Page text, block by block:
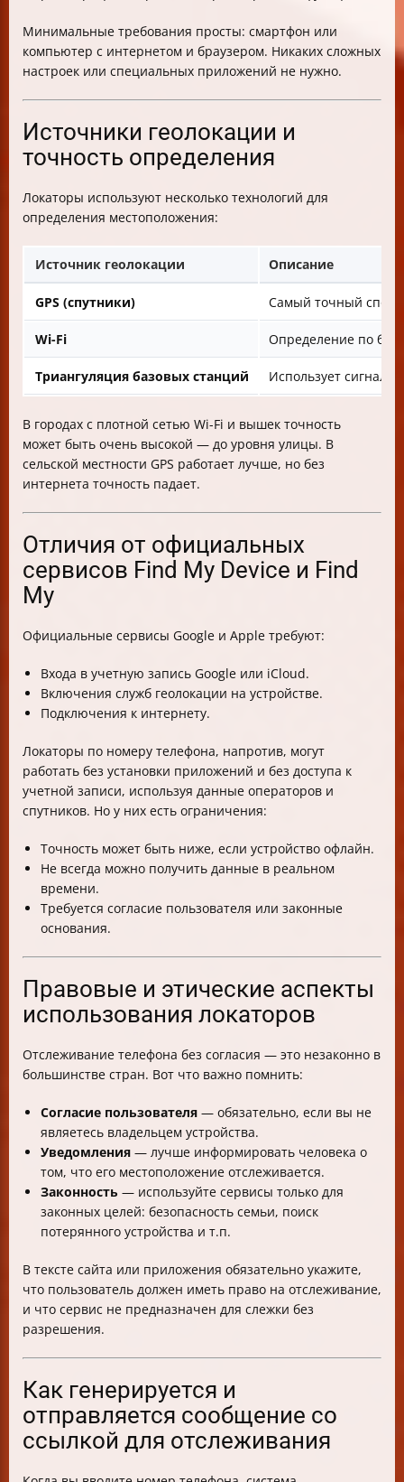
Минимальные требования просты: смартфон или
компьютер с интернетом и браузером. Никаких сложных
настроек или специальных приложений не нужно.
Источники геолокации и
точность определения
Локаторы используют несколько технологий для
определения местоположения:
Источник геолокации Описание
GPS (спутники) Самый точный
Wi-Fi Определение по
Триангуляция базовых станций Использует
В городах с плотной сетью Wi-Fi и вышек точность
может быть очень высокой — до уровня улицы. В
сельской местности GPS работает лучше, но без
интернета точность падает.
Отличия от официальных
сервисов Find My Device и Find
My
Официальные сервисы Google и Apple требуют:
Входа в учетную запись Google или iCloud.
Включения служб геолокации на устройстве.
Подключения к интернету.
Локаторы по номеру телефона, напротив, могут
работать без установки приложений и без доступа к
учетной записи, используя данные операторов и
спутников. Но у них есть ограничения:
Точность может быть ниже, если устройство офлайн.
Не всегда можно получить данные в реальном
времени.
Требуется согласие пользователя или законные
основания.
Правовые и этические аспекты
использования локаторов
Отслеживание телефона без согласия — это незаконно в
большинстве стран. Вот что важно помнить:
Согласие пользователя — обязательно, если вы не
являетесь владельцем устройства.
Уведомления — лучше информировать человека о
том, что его местоположение отслеживается.
Законность — используйте сервисы только для
законных целей: безопасность семьи, поиск
потерянного устройства и т.п.
В тексте сайта или приложения обязательно укажите,
что пользователь должен иметь право на отслеживание,
и что сервис не предназначен для слежки без
разрешения.
Как генерируется и
отправляется сообщение со
ссылкой для отслеживания